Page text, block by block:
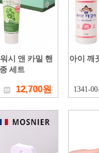
시 앤 카밀 핸
세트
12,700원
아이 깨
1341-